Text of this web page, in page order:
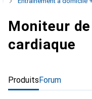
Moniteur
cardiaque
ProduitsForum